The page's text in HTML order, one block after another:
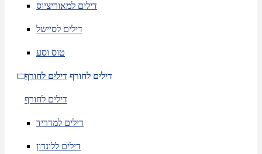
דילים למאוריציוס
דילים לסיישל
טוס וסע
דילים לחורף דילים לחורף
דילים לחורף
דילים למדריד
דילים ללונדון